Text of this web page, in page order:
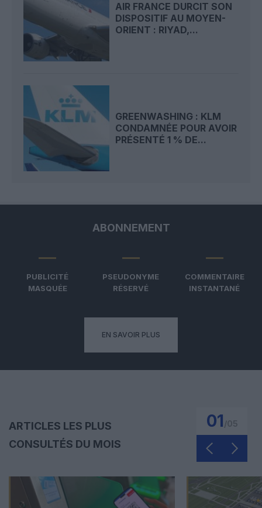
AIR FRANCE DURCIT SON
DISPOSITIF AU MOYEN-
ORIENT : RIYAD,...
GREENWASHING : KLM
CONDAMNÉE POUR AVOIR
PRÉSENTÉ 1 % DE...
ABONNEMENT
PUBLICITÉ
MASQUÉE
PSEUDONYME
RÉSERVÉ
COMMENTAIRE
INSTANTANÉ
EN SAVOIR PLUS
ARTICLES LES PLUS
CONSULTÉS DU MOIS
01